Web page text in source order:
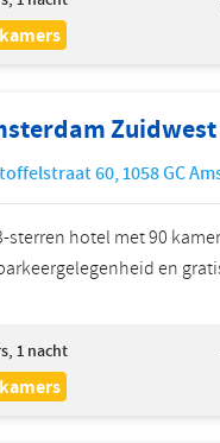
Zuidwest
60,1058 GC
sterren hotel met 90
en
1 nacht